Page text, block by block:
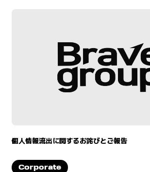
個人情報流出に関するお詫びとご報告
Corporate